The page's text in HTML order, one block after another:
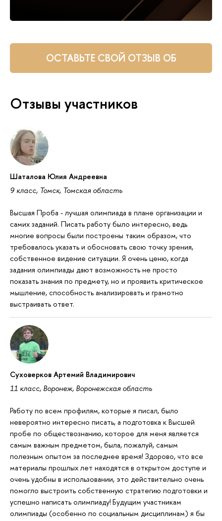
ОСТАВЬТЕ СВОЙ ОТЗЫВ ОБ
Отзывы участников
Шаталова Юлия Андреевна
9 класс, Томск, Томская область
Высшая Проба - лучшая олимпиада в плане организации и
самих заданий. Писать работу было интересно, ведь
многие вопросы были построены таким образом, что
требовалось указать и обосновать свою точку зрения,
собственное видение ситуации. Я очень ценю, когда
задания олимпиады дают возможность не просто
показать знания по предмету, но и проявить критическое
мышление, способность анализировать и грамотно
выстраивать ответ.
Суховерков Артемий Владимирович
11 класс, Воронеж, Воронежская область
Работу по всем профилям, которые я писал, было
невероятно интересно писать, а подготовка к Высшей
пробе по обществознанию, которое для меня является
самым важным предметом, была, пожалуй, самым
полезным опытом за последнее время! Здорово, что все
материалы прошлых лет находятся в открытом доступе и
очень удобны в использовании, это действительно очень
помогло выстроить собственную стратегию подготовки и
успешно написать олимпиаду! Будущим участникам
олимпиады (особенно по социальным дисциплинам) я бы